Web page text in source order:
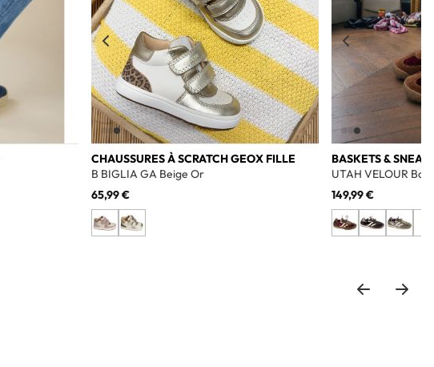
CHAUSSURES À SCRATCH GEOX FILLE
B BIGLIA GA Beige Or
65,99 €
BASKETS &
UTAH VELOUR
149,99 €